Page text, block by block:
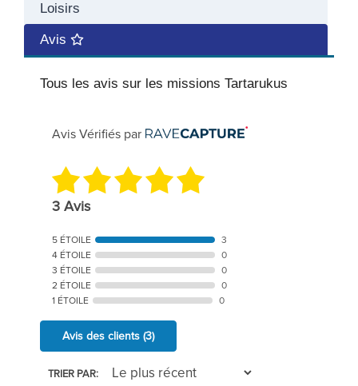
Loisirs
Avis
Tous les avis sur les missions Tartarukus
Avis Vérifiés par
3 Avis
5 ÉTOILE
3
4 ÉTOILE
0
3 ÉTOILE
0
2 ÉTOILE
0
1 ÉTOILE
0
Avis des clients (3)
TRIER PAR: